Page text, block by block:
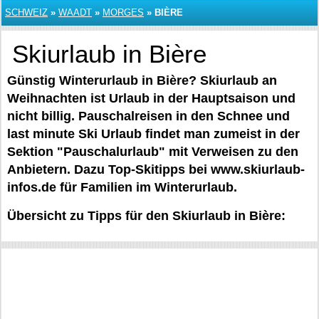
SCHWEIZ » WAADT » MORGES » BIÈRE
Skiurlaub in Bière
Günstig Winterurlaub in Bière? Skiurlaub an
Weihnachten ist Urlaub in der Hauptsaison und
nicht billig. Pauschalreisen in den Schnee und
last minute Ski Urlaub findet man zumeist in der
Sektion "Pauschalurlaub" mit Verweisen zu den
Anbietern. Dazu Top-Skitipps bei www.skiurlaub-
infos.de für Familien im Winterurlaub.
Übersicht zu Tipps für den Skiurlaub in Bière: